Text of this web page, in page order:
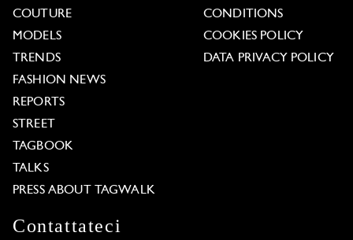
COUTURE
MODELS
TRENDS
FASHION NEWS
REPORTS
STREET
TAGBOOK
TALKS
PRESS ABOUT TAGWALK
CONDITIONS
COOKIES POLICY
DATA PRIVACY POLICY
Contattateci